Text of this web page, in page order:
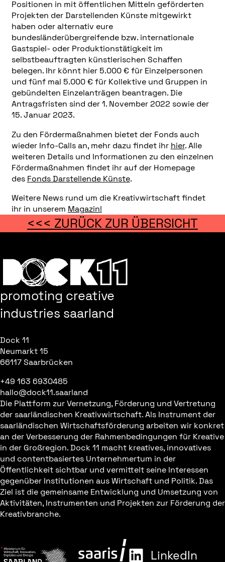
Positionen in mit öffentlichen Mitteln geförderten
Projekten der Darstellenden Künste mitgewirkt
haben oder alternativ eure
bundesländerübergreifende bzw. internationale
Gastspiel- oder Produktionstätigkeit im
selbstbeauftragten künstlerischen Schaffen
belegen. Ihr könnt hier 5.000 € für Einzelpersonen
und fünf mal 5.000 € für Kollektive und Gruppen in
gebündelten Einzelanträgen beantragen. Die
Antragsfristen sind der 1. November 2022 sowie der
15. Januar 2023.
Zu den Fördermaßnahmen bietet der Fonds auch
wieder Info-Calls an, mehr dazu findet ihr hier. Alle
weiteren Details und Informationen zu den einzelnen
Fördermaßnahmen findet ihr auf der Homepage
des Fonds Darstellende Künste.
Weitere News rund um die Kreativwirtschaft findet
ihr in unserem Magazin!
<<< ZURÜCK ZUR ÜBERSICHT
promoting creative
industries saarland
Dock 11
Neumarkt 15
66117 Saarbrücken
+49 163 6930485
hallo@dock11.saarland
Die Plattform zur Vernetzung, Förderung und Vertretung
der saarländischen Kreativwirtschaft. Als Instrument der
saarländischen Wirtschaftsförderung arbeiten wir konkret
an der Verbesserung der Rahmenbedingungen für Kreative
in der Großregion. Dock 11 macht kreatives, innovatives
und contentbasiertes Unternehmertum in der
Öffentlichkeit sichtbar und vermittelt seine Interessen
gegenüber Institutionen aus Wirtschaft und Politik. Das
Ziel ist die gemeinsame Entwicklung und Umsetzung von
Aktivitäten, Instrumenten und Projekten zur Förderung der
Kreativbranche.
LinkedIn